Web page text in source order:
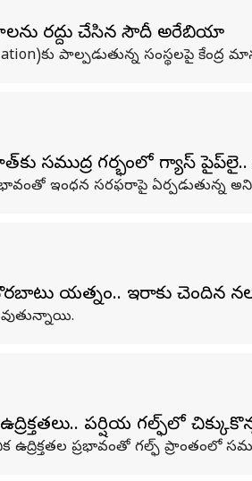
రద్దు చేసిన సౌదీ అరేబియా
పాల్పడుతున్న సంస్థలపై
సముద్ర గర్భంలో గ్యాస్ పైప్‌లైన్..
ఇంధన సరఫరాపై ఏర్పడుతున్న
యత్నం.. ఇరాన్‌కు చెందిన
పర్షియన్‌ గల్ఫ్‌లో
ప్రభావంతో గల్ఫ్ ప్రాంతంలో